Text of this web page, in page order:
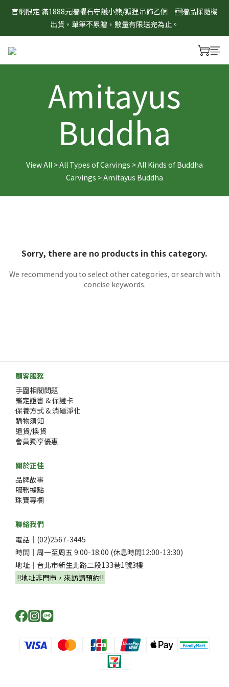
8/1-8/31 淨心護運 全館8折起 記得將商品加入購物車查看最終折
扣金額！
官網限定 滿1888元贈曜石守護小熊/狐狸吊飾乙個　贈品採隨機
出貨，單筆不累贈，數量有限送完為止。
8/1-8/31 淨心護運 全館8折起 記得將商品加入購物車查看最終折
Amitayus
Buddha
View All >All Types of Carvings >All Kinds of Buddha
Carvings >Amitayus Buddha
Sorry, there are no products in this category.
We recommend you to select other categories, or search with
concise keywords.
顧客服務
手圍相關問題
鑑定證書 & 保證卡
保養方式 & 消磁淨化
購物須知
退貨/換貨
會員獨享優惠
關於正佳
品牌故事
服務據點
珠寶專欄
聯絡我們
電話｜(02)2567-3445
時間｜周一至周五 9:00-18:00 (休息時間12:00-13:30)
地址｜台北市新生北路二段133巷1號3樓
‼️地址非門市，來訪請預約‼️